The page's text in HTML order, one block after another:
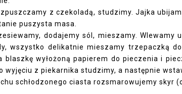
z czekoladą, studzimy. Jajka
puszysta masa.
dodajemy sól, mieszamy. Wlewamy
wszystko delikatnie mieszamy trzepaczką do
blaszkę wyłożoną papierem do pieczenia i
wyjęciu z piekarnika studzimy, a następnie
schłodzonego ciasta rozsmarowujemy skyr